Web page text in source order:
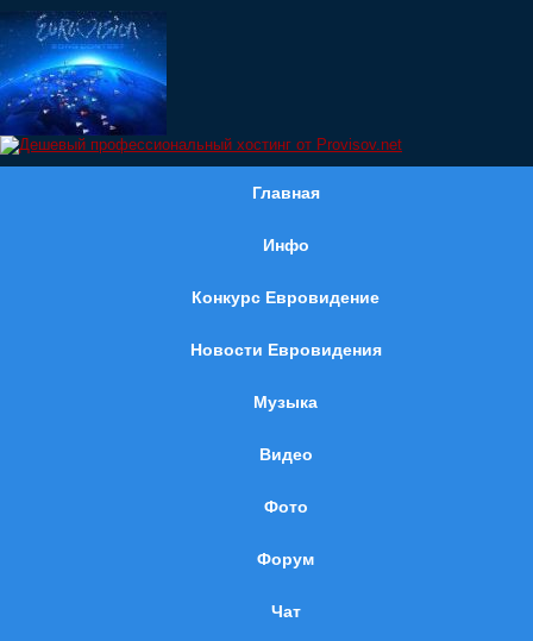
Главная
Инфо
Конкурс Евровидение
Новости Евровидения
Музыка
Видео
Фото
Форум
Чат